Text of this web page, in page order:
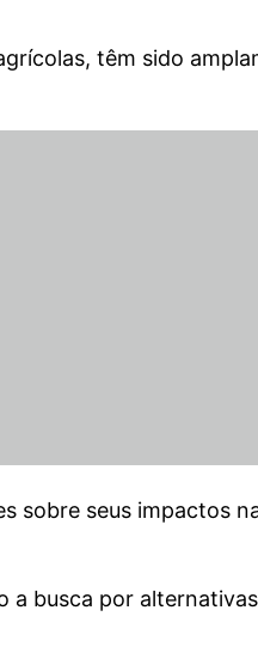
têm sido
sobre seus impactos
a busca por